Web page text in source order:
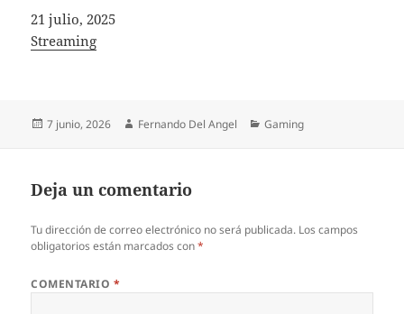
Fecha
21 julio, 2025
In relation to
Streaming
Publicado
7 junio, 2026 Autor
Fernando Del Angel Categorías
Gaming
Deja un comentario
Tu dirección de correo electrónico no será publicada. Los campos
obligatorios están marcados con*
COMENTARIO *